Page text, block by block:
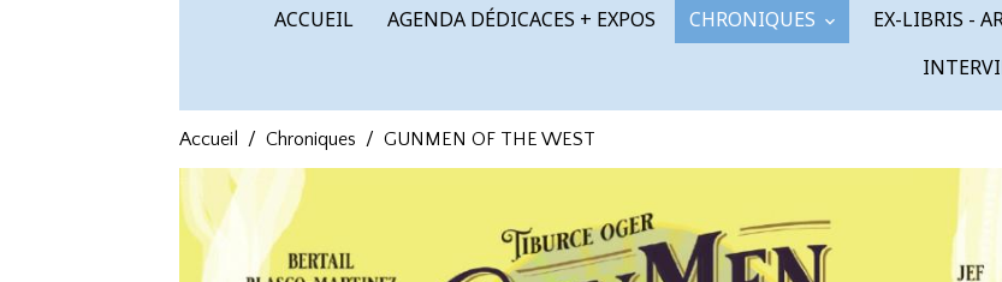
ACCUEIL AGENDA DÉDICACES + EXPOS CHRONIQUES EX-LIBRIS -
Accueil Chroniques GUNMEN OF THE WEST